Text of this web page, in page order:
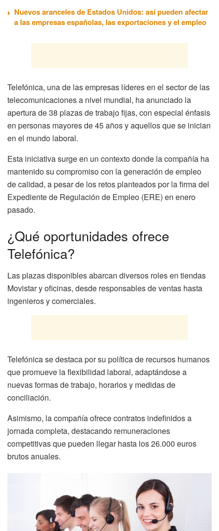
Nuevos aranceles de Estados Unidos: así pueden afectar
a las empresas españolas, las exportaciones y el empleo
Telefónica, una de las empresas líderes en el sector de las
telecomunicaciones a nivel mundial, ha anunciado la
apertura de 38 plazas de trabajo fijas, con especial énfasis
en personas mayores de 45 años y aquellos que se inician
en el mundo laboral.
Esta iniciativa surge en un contexto donde la compañía ha
mantenido su compromiso con la generación de empleo
de calidad, a pesar de los retos planteados por la firma del
Expediente de Regulación de Empleo (ERE) en enero
pasado.
¿Qué oportunidades ofrece
Telefónica?
Las plazas disponibles abarcan diversos roles en tiendas
Movistar y oficinas, desde responsables de ventas hasta
ingenieros y comerciales.
Telefónica se destaca por su política de recursos humanos
que promueve la flexibilidad laboral, adaptándose a
nuevas formas de trabajo, horarios y medidas de
conciliación.
Asimismo, la compañía ofrece contratos indefinidos a
jornada completa, destacando remuneraciones
competitivas que pueden llegar hasta los 26.000 euros
brutos anuales.